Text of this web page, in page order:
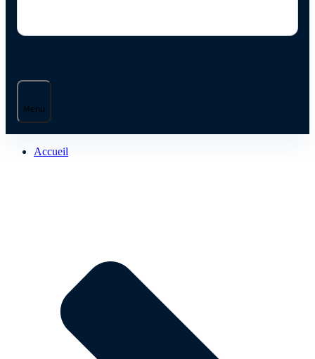
Menu
Accueil